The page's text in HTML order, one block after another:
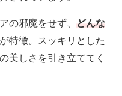
の邪魔をせず、 どんな
が特徴。スッキリとした
美しさを引き立ててく